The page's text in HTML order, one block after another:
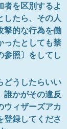
を区別するよ
したら、その人
撃的な行為を働
ったとしても禁
参照〕をしてし
どうしたらいい
誰かがその違反
ウィザーズアカ
登録してくださ